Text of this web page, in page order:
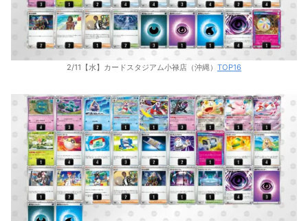
2/11【水】カードスタジアム小禄店（沖縄） TOP16